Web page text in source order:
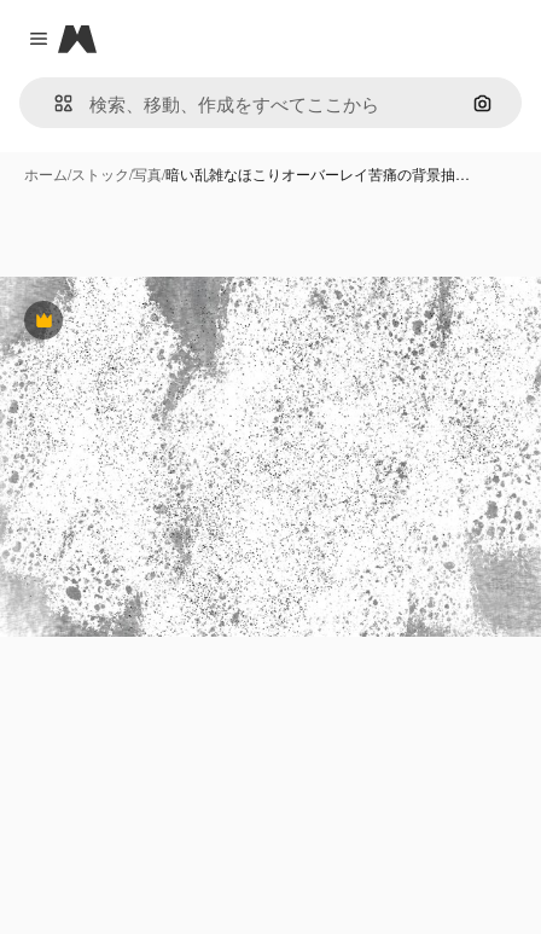
Close menu
Magnific
画像で
ホーム/ストック/写真/暗い乱雑なほこりオーバーレイ苦痛の背景抽…
Premium